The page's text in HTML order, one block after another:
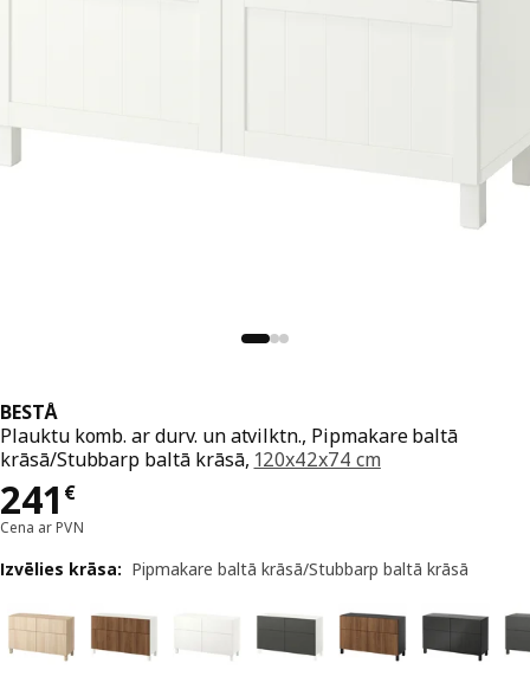
BESTÅ
Plauktu komb. ar durv. un atvilktn., Pipmakare baltā
krāsā/Stubbarp baltā krāsā, 120x42x74 cm
241 €
Cena 241€
Cena ar PVN
Izvēlies krāsa: Pipmakare baltā krāsā/Stubbarp baltā krāsā